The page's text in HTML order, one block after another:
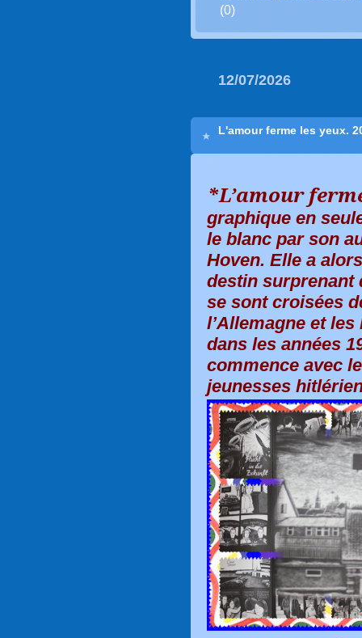
(0)
12/07/2026
L'amour ferme les yeux.
*L’amour
graphique en
le blanc par son
Hoven. Elle a
destin surprenant
se sont croisées
l’Allemagne et
dans les années
commence avec
jeunesses